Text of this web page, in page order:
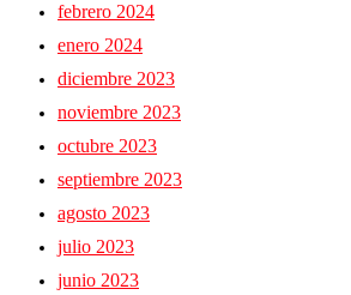
febrero 2024
enero 2024
diciembre 2023
noviembre 2023
octubre 2023
septiembre 2023
agosto 2023
julio 2023
junio 2023